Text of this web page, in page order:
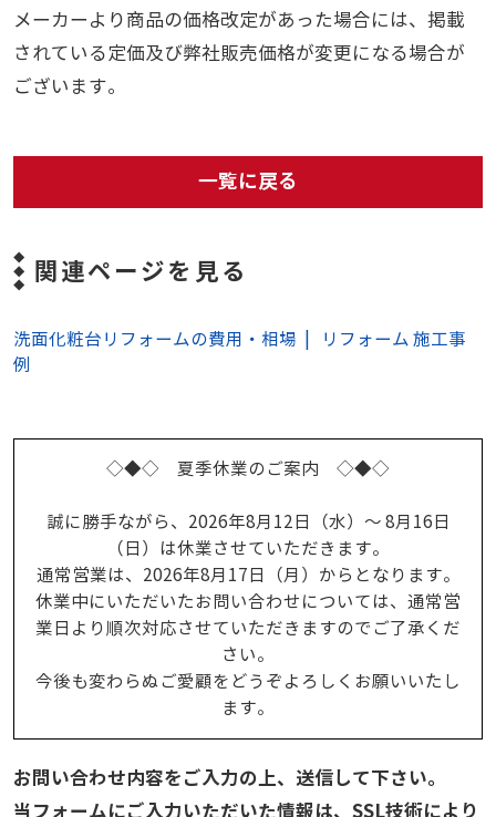
メーカーより商品の価格改定があった場合には、掲載
されている定価及び弊社販売価格が変更になる場合が
ございます。
一覧に戻る
関連ページを見る
洗面化粧台リフォームの費用・相場
リフォーム 施工事
例
◇◆◇ 夏季休業のご案内 ◇◆◇
誠に勝手ながら、2026年8月12日（水）～ 8月16日
（日）は休業させていただきます。
通常営業は、2026年8月17日（月）からとなります。
休業中にいただいたお問い合わせについては、通常営
業日より順次対応させていただきますのでご了承くだ
さい。
今後も変わらぬご愛顧をどうぞよろしくお願いいたし
ます。
お問い合わせ内容をご入力の上、送信して下さい。
当フォームにご入力いただいた情報は、SSL技術により